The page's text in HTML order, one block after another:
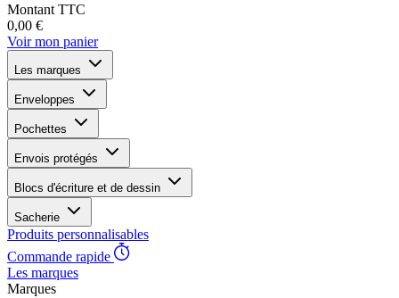
Montant TTC
0,00 €
Voir mon panier
Les marques
Enveloppes
Pochettes
Envois protégés
Blocs d'écriture et de dessin
Sacherie
Produits personnalisables
Commande rapide
Les marques
Marques